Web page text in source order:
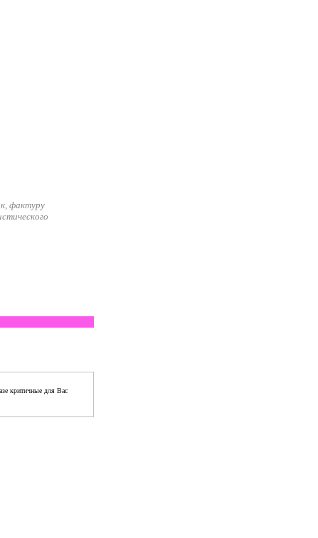
фактуру
критичные для Вас